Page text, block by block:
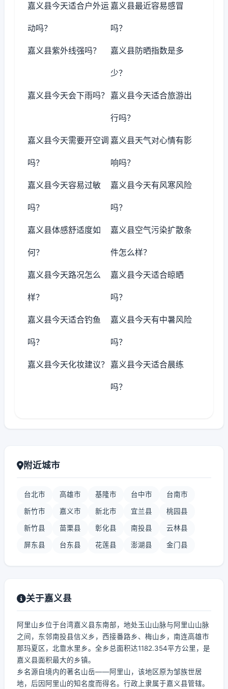
嘉义县今天适合户外运
动吗？
嘉义县最近容易感冒
吗？
嘉义县紫外线强吗？ 嘉义县防晒指数是多
少？
嘉义县今天会下雨吗？ 嘉义县今天适合旅游出
行吗？
嘉义县今天需要开空调
吗？
嘉义县天气对心情有影
响吗？
嘉义县今天容易过敏
吗？
嘉义县今天有风寒风险
吗？
嘉义县体感舒适度如
何？
嘉义县空气污染扩散条
件怎么样？
嘉义县今天路况怎么
样？
嘉义县今天适合晾晒
吗？
嘉义县今天适合钓鱼
吗？
嘉义县今天有中暑风险
吗？
嘉义县今天化妆建议？ 嘉义县今天适合晨练
吗？
附近城市
台北市 高雄市 基隆市 台中市 台南市
新竹市 嘉义市 新北市 宜兰县 桃园县
新竹县 苗栗县 彰化县 南投县 云林县
屏东县 台东县 花莲县 澎湖县 金门县
关于嘉义县
阿里山乡位于台湾嘉义县东南部，地处玉山山脉与阿里山山脉
之间，东邻南投县信义乡，西接番路乡、梅山乡，南连高雄市
那玛夏区，北靠水里乡。全乡总面积达1182.354平方公里，是
嘉义县面积最大的乡镇。
乡名源自境内的著名山岳——阿里山，该地区原为邹族世居
地，后因阿里山的知名度而得名。行政上隶属于嘉义县管辖。